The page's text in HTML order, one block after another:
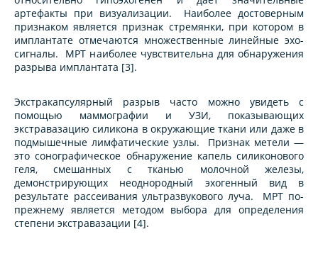
артефакты при визуализации. Наиболее достоверным
признаком является признак стремянки, при котором в
имплантате отмечаются множественные линейные эхо-
сигналы. МРТ наиболее чувствительна для обнаружения
разрыва имплантата [3].
Экстракапсулярный разрыв часто можно увидеть с
помощью маммографии и УЗИ, показывающих
экстравазацию силикона в окружающие ткани или даже в
подмышечные лимфатические узлы. Признак метели —
это сонографическое обнаружение капель силиконового
геля, смешанных с тканью молочной железы,
демонстрирующих неоднородный эхогенный вид в
результате рассеивания ультразвукового луча. МРТ по-
прежнему является методом выбора для определения
степени экстравазации [4].